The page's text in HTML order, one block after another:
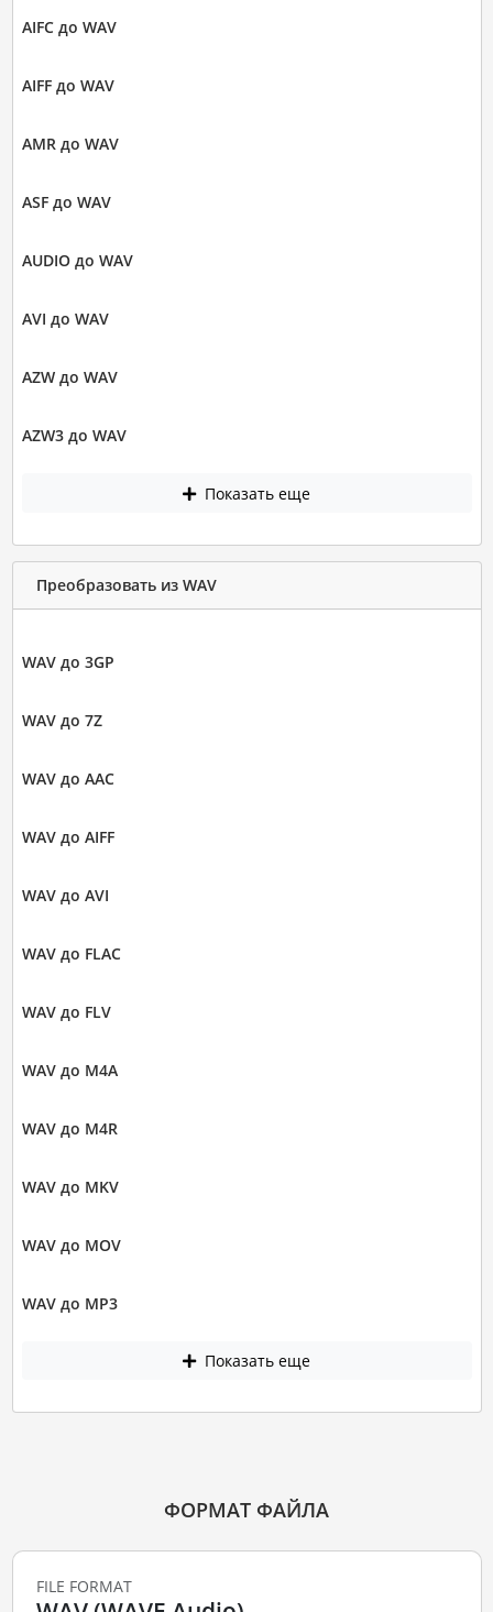
AIFC до WAV
AIFF до WAV
AMR до WAV
ASF до WAV
AUDIO до WAV
AVI до WAV
AZW до WAV
AZW3 до WAV
Показать еще
Преобразовать из WAV
WAV до 3GP
WAV до 7Z
WAV до AAC
WAV до AIFF
WAV до AVI
WAV до FLAC
WAV до FLV
WAV до M4A
WAV до M4R
WAV до MKV
WAV до MOV
WAV до MP3
Показать еще
ФОРМАТ ФАЙЛА
FILE FORMAT